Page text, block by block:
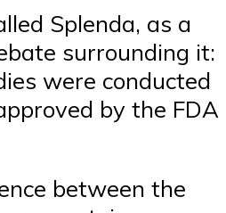
Splenda, as a
surrounding it:
were conducted
by the FDA
between the